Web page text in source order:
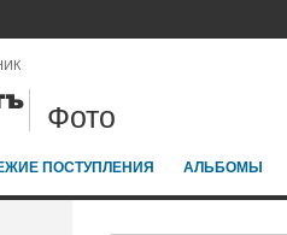
Фото
ПОСТУПЛЕНИЯ АЛЬБОМЫ